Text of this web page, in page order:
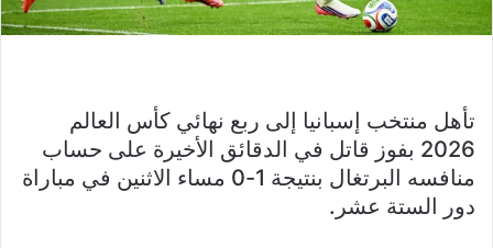
تأهل منتخب إسبانيا إلى ربع نهائي كأس العالم
2026 بفوز قاتل في الدقائق الأخيرة على حساب
منافسه البرتغال بنتيجة 1-0 مساء الاثنين في مباراة
دور الستة عشر.